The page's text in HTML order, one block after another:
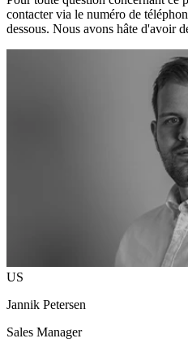
contacter via le numéro de
dessous. Nous avons hâte d'avoir
US
Jannik Petersen
Sales Manager